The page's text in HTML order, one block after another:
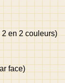
en 2 couleurs)
face)